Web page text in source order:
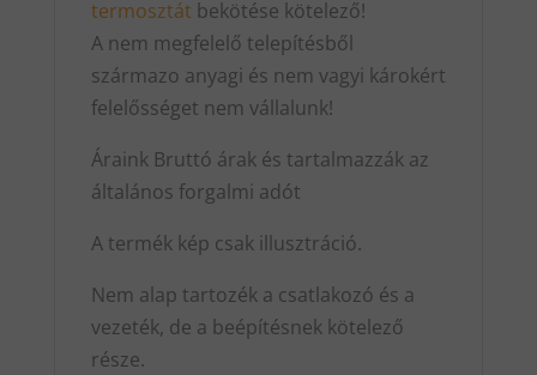
termosztát bekötése kötelező!
A nem megfelelő telepítésből
származo anyagi és nem vagyi károkért
felelősséget nem vállalunk!
Áraink Bruttó árak és tartalmazzák az
általános forgalmi adót
A termék kép csak illusztráció.
Nem alap tartozék a csatlakozó és a
vezeték, de a beépítésnek kötelező
része.